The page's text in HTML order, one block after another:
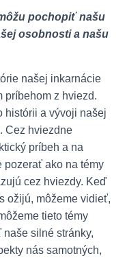
pochopiť našu
osobnosti a našu
našej inkarnácie
príbehom z hviezd.
histórii a vývoji našej
Cez hviezdne
príbeh a na
pozerať ako na témy
cez hviezdy. Keď
ožijú, môžeme vidieť,
tieto témy
silné stránky,
nás samotných,